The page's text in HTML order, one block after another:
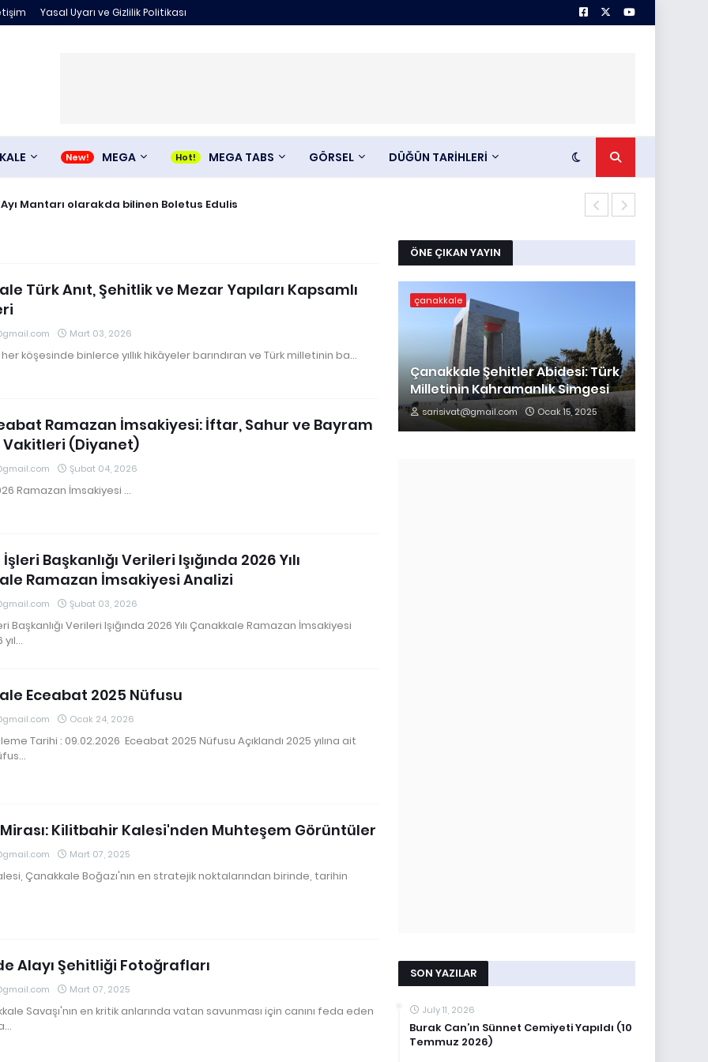
Yasal Uyarı ve Gizlilik Politikası
MEGA MEGA TABS GÖRSEL DÜĞÜN TARİHLERİ
Mantarı olarakda bilinen Boletus Edulis
Türk Anıt, Şehitlik ve Mezar Yapıları Kapsamlı
Mart 03, 2026
köşesinde binlerce yıllık hikâyeler barındıran ve Türk milletinin ba…
Ramazan İmsakiyesi: İftar, Sahur ve Bayram
Vakitleri (Diyanet)
Şubat 04, 2026
Ramazan İmsakiyesi …
Başkanlığı Verileri Işığında 2026 Yılı
Ramazan İmsakiyesi Analizi
Şubat 03, 2026
Başkanlığı Verileri Işığında 2026 Yılı Çanakkale Ramazan İmsakiyesi
yıl…
Eceabat 2025 Nüfusu
Ocak 24, 2026
Tarihi : 09.02.2026 Eceabat 2025 Nüfusu Açıklandı 2025 yılına ait
Kilitbahir Kalesi'nden Muhteşem Görüntüler
Mart 07, 2025
Çanakkale Boğazı'nın en stratejik noktalarından birinde, tarihin
Alayı Şehitliği Fotoğrafları
Mart 07, 2025
Savaşı'nın en kritik anlarında vatan savunması için canını feda eden
ÖNE ÇIKAN YAYIN
çanakkale
Çanakkale Şehitler Abidesi: Türk
Milletinin Kahramanlık Simgesi
sarisivat@gmail.com Ocak 15, 2025
SON YAZILAR
July 11, 2026
Burak Can’ın Sünnet Cemiyeti Yapıldı (10
Temmuz 2026)